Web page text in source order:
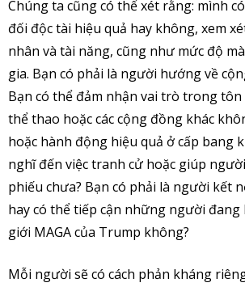
Chúng ta cũng có thể xét rằng: mình
đối độc tài hiệu quả hay không, xem
nhân và tài năng, cũng như mức độ
gia. Bạn có phải là người hướng về
Bạn có thể đảm nhận vai trò trong
thể thao hoặc các cộng đồng khác
hoặc hành động hiệu quả ở cấp bang
nghĩ đến việc tranh cử hoặc giúp
phiếu chưa? Bạn có phải là người kết
hay có thể tiếp cận những người đang
giới MAGA của Trump không?
Mỗi người sẽ có cách phản kháng